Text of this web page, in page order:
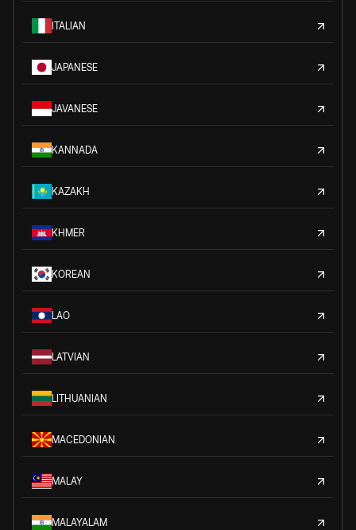
ITALIAN
JAPANESE
JAVANESE
KANNADA
KAZAKH
KHMER
KOREAN
LAO
LATVIAN
LITHUANIAN
MACEDONIAN
MALAY
MALAYALAM